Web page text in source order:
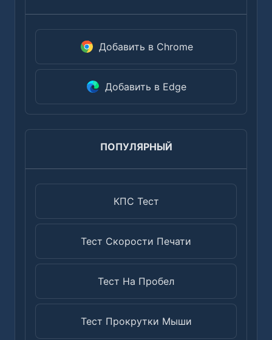
Добавить в Chrome
Добавить в Edge
ПОПУЛЯРНЫЙ
КПС Тест
Тест Скорости Печати
Тест На Пробел
Тест Прокрутки Мыши